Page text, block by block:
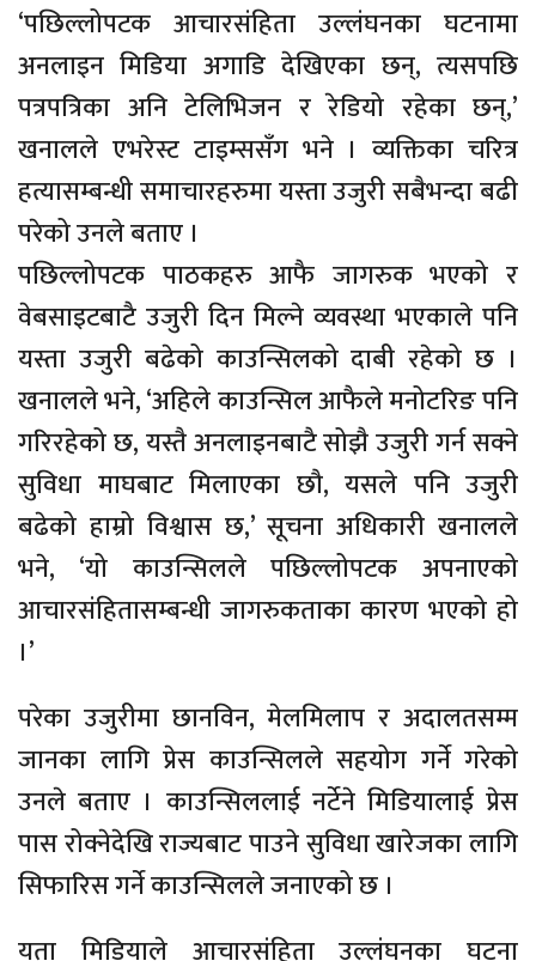
‘पछिल्लोपटक आचारसंहिता उल्लंघनका घटनामा
अनलाइन मिडिया अगाडि देखिएका छन्, त्यसपछि
पत्रपत्रिका अनि टेलिभिजन र रेडियो रहेका छन्,’
खनालले एभरेस्ट टाइम्ससँग भने । व्यक्तिका चरित्र
हत्यासम्बन्धी समाचारहरुमा यस्ता उजुरी सबैभन्दा बढी
परेको उनले बताए ।
पछिल्लोपटक पाठकहरु आफै जागरुक भएको र
वेबसाइटबाटै उजुरी दिन मिल्ने व्यवस्था भएकाले पनि
यस्ता उजुरी बढेको काउन्सिलको दाबी रहेको छ ।
खनालले भने, ‘अहिले काउन्सिल आफैले मनोटरिङ पनि
गरिरहेको छ, यस्तै अनलाइनबाटै सोझै उजुरी गर्न सक्ने
सुविधा माघबाट मिलाएका छौ, यसले पनि उजुरी
बढेको हाम्रो विश्वास छ,’ सूचना अधिकारी खनालले
भने, ‘यो काउन्सिलले पछिल्लोपटक अपनाएको
आचारसंहितासम्बन्धी जागरुकताका कारण भएको हो
।’
परेका उजुरीमा छानविन, मेलमिलाप र अदालतसम्म
जानका लागि प्रेस काउन्सिलले सहयोग गर्ने गरेको
उनले बताए । काउन्सिललाई नर्टेने मिडियालाई प्रेस
पास रोक्नेदेखि राज्यबाट पाउने सुविधा खारेजका लागि
सिफारिस गर्ने काउन्सिलले जनाएको छ ।
यता मिडियाले आचारसंहिता उल्लंघनका घटना